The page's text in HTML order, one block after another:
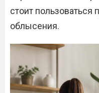
стоит пользоваться
облысения.